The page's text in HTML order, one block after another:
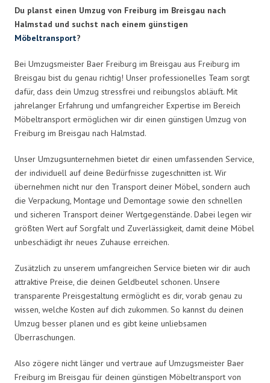
Du planst einen Umzug von Freiburg im Breisgau nach
Halmstad und suchst nach einem günstigen
Möbeltransport?
Bei Umzugsmeister Baer Freiburg im Breisgau aus Freiburg im
Breisgau bist du genau richtig! Unser professionelles Team sorgt
dafür, dass dein Umzug stressfrei und reibungslos abläuft. Mit
jahrelanger Erfahrung und umfangreicher Expertise im Bereich
Möbeltransport ermöglichen wir dir einen günstigen Umzug von
Freiburg im Breisgau nach Halmstad.
Unser Umzugsunternehmen bietet dir einen umfassenden Service,
der individuell auf deine Bedürfnisse zugeschnitten ist. Wir
übernehmen nicht nur den Transport deiner Möbel, sondern auch
die Verpackung, Montage und Demontage sowie den schnellen
und sicheren Transport deiner Wertgegenstände. Dabei legen wir
größten Wert auf Sorgfalt und Zuverlässigkeit, damit deine Möbel
unbeschädigt ihr neues Zuhause erreichen.
Zusätzlich zu unserem umfangreichen Service bieten wir dir auch
attraktive Preise, die deinen Geldbeutel schonen. Unsere
transparente Preisgestaltung ermöglicht es dir, vorab genau zu
wissen, welche Kosten auf dich zukommen. So kannst du deinen
Umzug besser planen und es gibt keine unliebsamen
Überraschungen.
Also zögere nicht länger und vertraue auf Umzugsmeister Baer
Freiburg im Breisgau für deinen günstigen Möbeltransport von